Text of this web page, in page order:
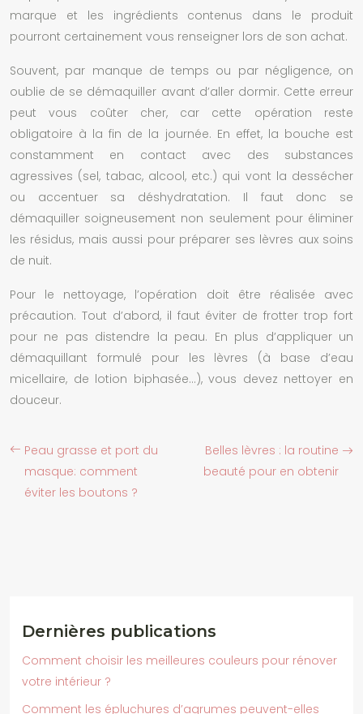
marque et les ingrédients contenus dans le produit
pourront certainement vous renseigner lors de son achat.
Souvent, par manque de temps ou par négligence, on
oublie de se démaquiller avant d’aller dormir. Cette erreur
peut vous coûter cher, car cette opération reste
obligatoire à la fin de la journée. En effet, la bouche est
constamment en contact avec des substances
agressives (sel, tabac, alcool, etc.) qui vont la dessécher
ou accentuer sa déshydratation. Il faut donc se
démaquiller soigneusement non seulement pour éliminer
les résidus, mais aussi pour préparer ses lèvres aux soins
de nuit.
Pour le nettoyage, l’opération doit être réalisée avec
précaution. Tout d’abord, il faut éviter de frotter trop fort
pour ne pas distendre la peau. En plus d’appliquer un
démaquillant formulé pour les lèvres (à base d’eau
micellaire, de lotion biphasée…), vous devez nettoyer en
douceur.
Peau grasse et port du
masque: comment
éviter les boutons ?
Belles lèvres : la routine
beauté pour en obtenir
Dernières publications
Comment choisir les meilleures couleurs pour rénover
votre intérieur ?
Comment les épluchures d’agrumes peuvent-elles